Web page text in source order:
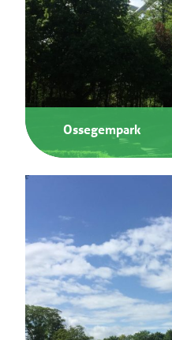
Ossegempark